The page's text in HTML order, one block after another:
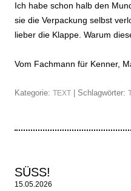
Ich habe schon halb den
sie die Verpackung selbst
lieber die Klappe. Warum
Vom Fachmann für Kenner,
Kategorie: TEXT | Schlagwörter:
SÜSS!
15.05.2026